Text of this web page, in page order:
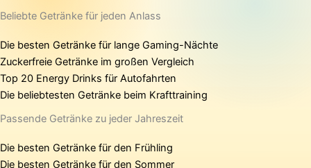
Beliebte Getränke für jeden Anlass
Die besten Getränke für lange Gaming-Nächte
Zuckerfreie Getränke im großen Vergleich
Top 20 Energy Drinks für Autofahrten
Die beliebtesten Getränke beim Krafttraining
Passende Getränke zu jeder Jahreszeit
Die besten Getränke für den Frühling
Die besten Getränke für den Sommer